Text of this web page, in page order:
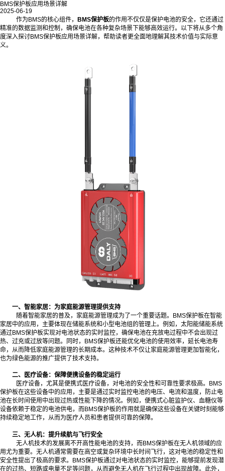
BMS保护板应用场景详解
2025-06-19
作为BMS的核心组件，
BMS保护板的作用不仅仅是保护电池的安全，它还通过
精准的数据监测和控制，确保电池在各种复杂场景下能够高效运行。以下将从多个角
度深入探讨BMS保护板应用场景详解，帮助读者更全面地理解其技术价值与实际意
义。
一、智能家居：为家庭能源管理提供支持
随着智能家居的普及，家庭能源管理成为了一个重要话题。BMS保护板在智能
家居中的应用，主要体现在储能系统和小型电池组的管理上。例如，太阳能储能系统
通过BMS保护板实现对电池状态的实时监控，确保电池在充放电过程中不会出现过
热、过充或过放等问题。同时，BMS保护板还能优化电池的使用效率，延长电池寿
命，从而降低家庭能源管理的长期成本。这种技术不仅让家庭能源管理更加智能化，
也为绿色能源的推广提供了技术支持。
二、医疗设备：保障便携设备的稳定运行
医疗设备，尤其是便携式医疗设备，对电池的安全性和可靠性要求极高。BMS
保护板在这些设备中的应用，主要是通过实时监控电池的电压、电流和温度，防止电
池在长时间使用中出现过热或性能下降的情况。例如，便携式心脏监护仪、血糖仪等
设备依赖于稳定的电池供电，而BMS保护板的作用就是确保这些设备在关键时刻能够
持续稳定地工作，从而为医疗人员和患者提供可靠的保障。
三、无人机：提升续航与飞行安全
无人机技术的发展离不开高性能电池的支持，而BMS保护板在无人机领域的应
用尤为重要。无人机通常需要在高空或复杂环境中长时间飞行，这对电池的稳定性和
安全性提出了极高的要求。BMS保护板通过对电池状态的实时监控，能够提前发现潜
在的过热、短路或电量不足等问题，从而避免无人机在飞行过程中出现故障。此外，